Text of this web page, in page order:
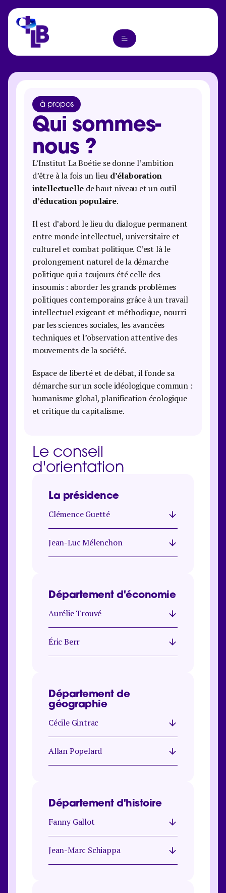
à propos
Qui sommes-
nous ?
L’Institut La Boétie se donne l’ambition
d’être à la fois un lieu d’élaboration
intellectuelle de haut niveau et un outil
d’éducation populaire.
Il est d’abord le lieu du dialogue permanent
entre monde intellectuel, universitaire et
culturel et combat politique. C’est là le
prolongement naturel de la démarche
politique qui a toujours été celle des
insoumis : aborder les grands problèmes
politiques contemporains grâce à un travail
intellectuel exigeant et méthodique, nourri
par les sciences sociales, les avancées
techniques et l’observation attentive des
mouvements de la société.
Espace de liberté et de débat, il fonde sa
démarche sur un socle idéologique commun :
humanisme global, planification écologique
et critique du capitalisme.
Le conseil
d'orientation
La présidence
Clémence Guetté
Jean-Luc Mélenchon
Département d'économie
Aurélie Trouvé
Éric Berr
Département de
géographie
Cécile Gintrac
Allan Popelard​
Département d'histoire
Fanny Gallot
Jean-Marc Schiappa